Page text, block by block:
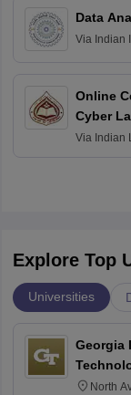
Data
Via Indian
Online
Cyber
Via Indian
Explore Top
Universities
Georgia
North